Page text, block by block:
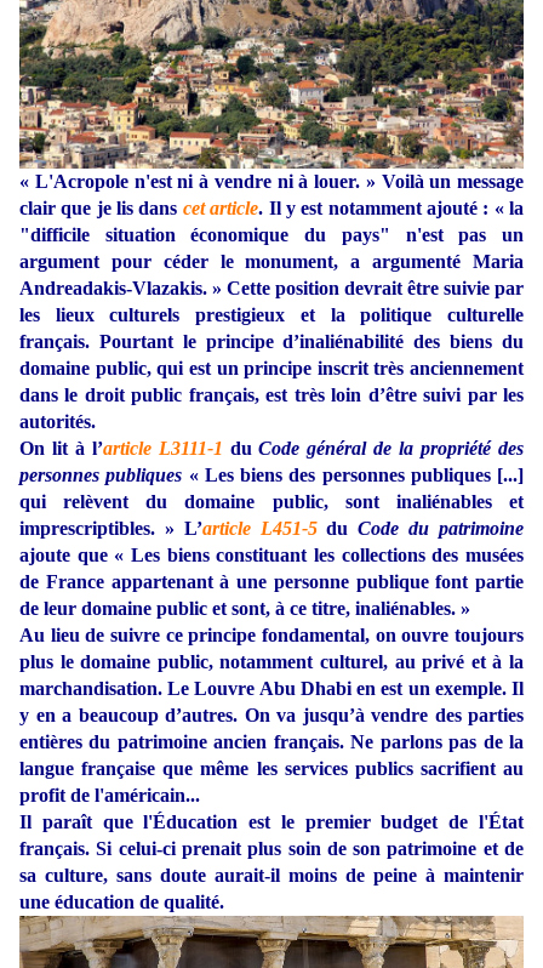
« L'Acropole n'est ni à vendre ni à louer. » Voilà un message
clair que je lis dans cet article. Il y est notamment ajouté : « la
"difficile situation économique du pays" n'est pas un
argument pour céder le monument, a argumenté Maria
Andreadakis-Vlazakis. » Cette position devrait être suivie par
les lieux culturels prestigieux et la politique culturelle
français. Pourtant le principe d’inaliénabilité des biens du
domaine public, qui est un principe inscrit très anciennement
dans le droit public français, est très loin d’être suivi par les
autorités.
On lit à l’article L3111-1 duCode général de la propriété des
personnes publiques « Les biens des personnes publiques [...]
qui relèvent du domaine public, sont inaliénables et
imprescriptibles. » L’article L451-5duCode du patrimoine
ajoute que « Les biens constituant les collections des musées
de France appartenant à une personne publique font partie
de leur domaine public et sont, à ce titre, inaliénables. »
Au lieu de suivre ce principe fondamental, on ouvre toujours
plus le domaine public, notamment culturel, au privé et à la
marchandisation. Le Louvre Abu Dhabi en est un exemple. Il
y en a beaucoup d’autres. On va jusqu’à vendre des parties
entières du patrimoine ancien français. Ne parlons pas de la
langue française que même les services publics sacrifient au
profit de l'américain...
Il paraît que l'Éducation est le premier budget de l'État
français. Si celui-ci prenait plus soin de son patrimoine et de
sa culture, sans doute aurait-il moins de peine à maintenir
une éducation de qualité.